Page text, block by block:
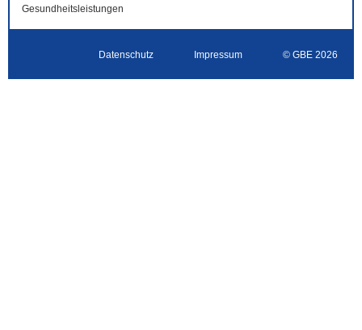
Gesundheitsleistungen
Datenschutz Impressum © GBE 2026